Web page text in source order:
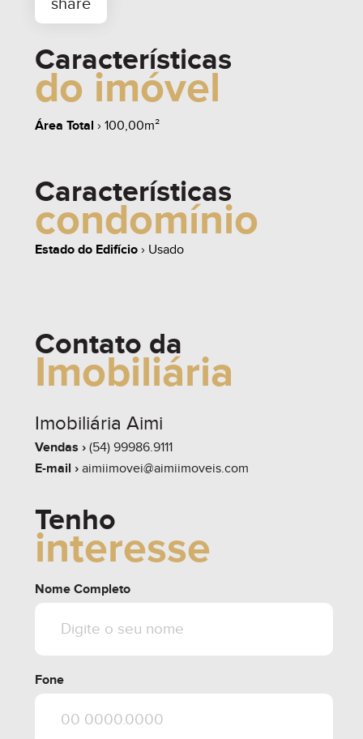
whats contate
share
Características
do imóvel
Área Total › 100,00m²
Características
condomínio
Estado do Edifício› Usado
Contato da
Imobiliária
Imobiliária Aimi
Vendas › (54) 99986.9111
E-mail › aimiimovei@aimiimoveis.com
Tenho
interesse
Nome Completo
Fone